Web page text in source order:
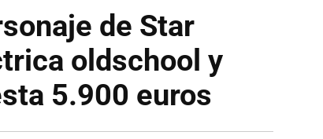
de Star
oldschool y
5.900 euros